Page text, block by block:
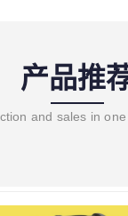
产品推
and sales in